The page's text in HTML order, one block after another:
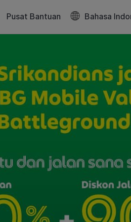
Pusat Bantuan Bahasa